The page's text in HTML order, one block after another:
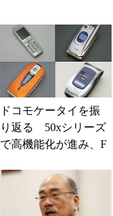
ドコモケータイを振
り返る 50xシリーズ
で高機能化が進み、F
押し